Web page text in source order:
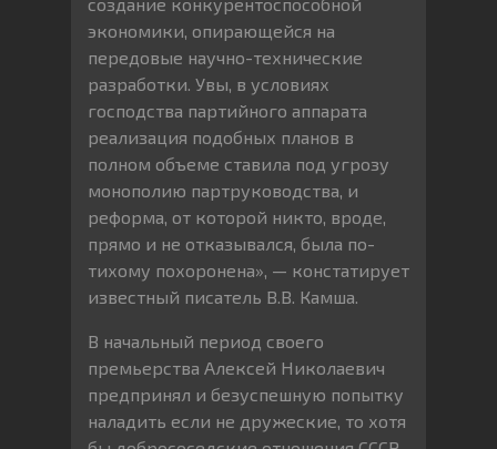
экономики, опирающейся на
передовые научно-технические
разработки. Увы, в условиях
господства партийного аппарата
реализация подобных планов в
полном объеме ставила под угрозу
монополию партруководства, и
реформа, от которой никто, вроде,
прямо и не отказывался, была по-
тихому похоронена», — констатирует
известный писатель В.В. Камша.
В начальный период своего
премьерства Алексей Николаевич
предпринял и безуспешную попытку
наладить если не дружеские, то хотя